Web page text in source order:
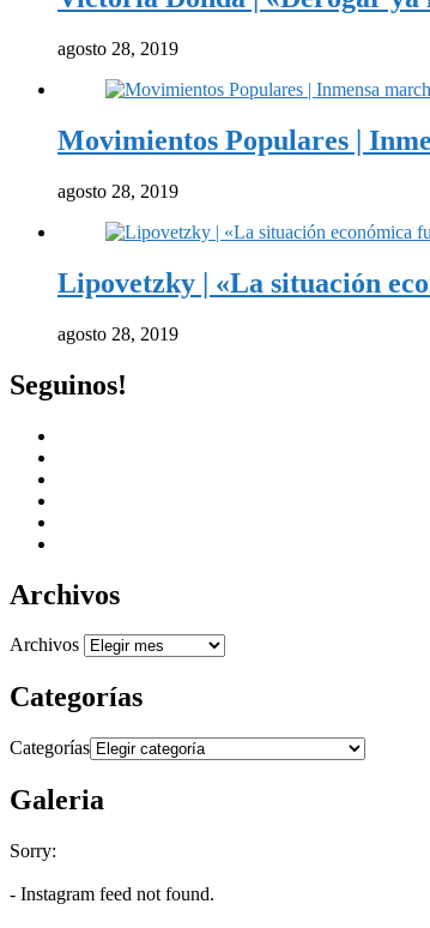
agosto 28, 2019
Movimientos Populares |
agosto 28, 2019
Lipovetzky | «La situación
agosto 28, 2019
Seguinos!
Archivos
Archivos
Categorías
Categorías
Galeria
Sorry:
- Instagram feed not found.